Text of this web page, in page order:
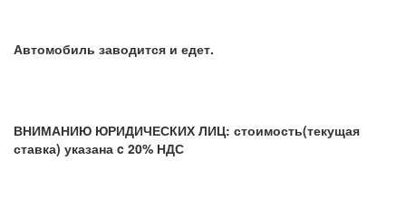
Автомобиль заводится и едет.
ВНИМАНИЮ ЮРИДИЧЕСКИХ ЛИЦ: стоимость(текущая
ставка) указана c 20% НДС